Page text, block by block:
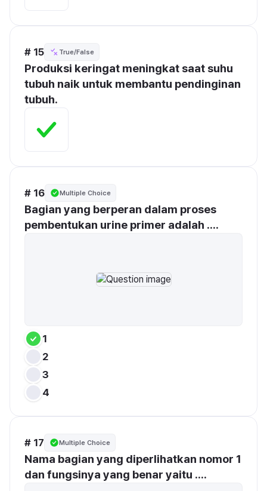
# 15 True/False
Produksi keringat meningkat saat suhu
tubuh naik untuk membantu pendinginan
tubuh.
# 16 Multiple Choice
Bagian yang berperan dalam proses
pembentukan urine primer adalah ....
1
2
3
4
# 17 Multiple Choice
Nama bagian yang diperlihatkan nomor 1
dan fungsinya yang benar yaitu ....